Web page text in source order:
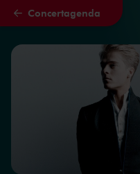
Naar hoofdcontent
Concertagenda